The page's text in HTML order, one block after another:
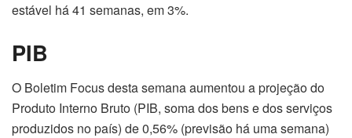
estável há 41 semanas, em 3%.
PIB
O Boletim Focus desta semana aumentou a projeção do
Produto Interno Bruto (PIB, soma dos bens e dos serviços
produzidos no país) de 0,56% (previsão há uma semana)